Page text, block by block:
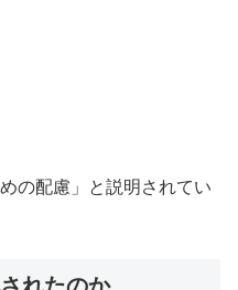
の配慮」と説明されてい
れたのか